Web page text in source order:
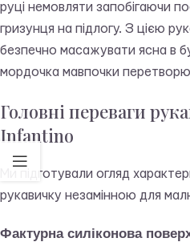
руці немовляти запобігаючи
гризунця на підлогу. З цією
безпечно масажувати ясна в
мордочка мавпочки
Головні переваги
Infantino
Ми підготували огляд
рукавичку незамінною для
Фактурна силіконова